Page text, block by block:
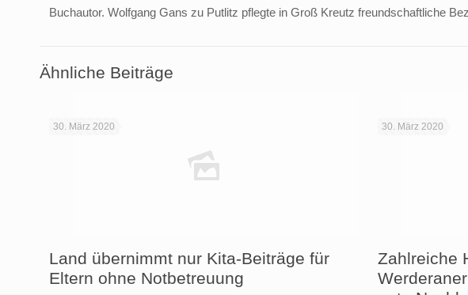
Buchautor. Wolfgang Gans zu Putlitz pflegte in Groß Kreutz freundschaftliche
Ähnliche Beiträge
30. März 2020
Land übernimmt nur Kita-Beiträge für
Eltern ohne Notbetreuung
30. März 2020
Zahlreiche